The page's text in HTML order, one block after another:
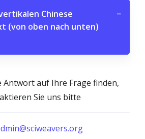
Chinese
(von oben nach unten)
−
Antwort auf Ihre Frage finden,
Sie uns bitte